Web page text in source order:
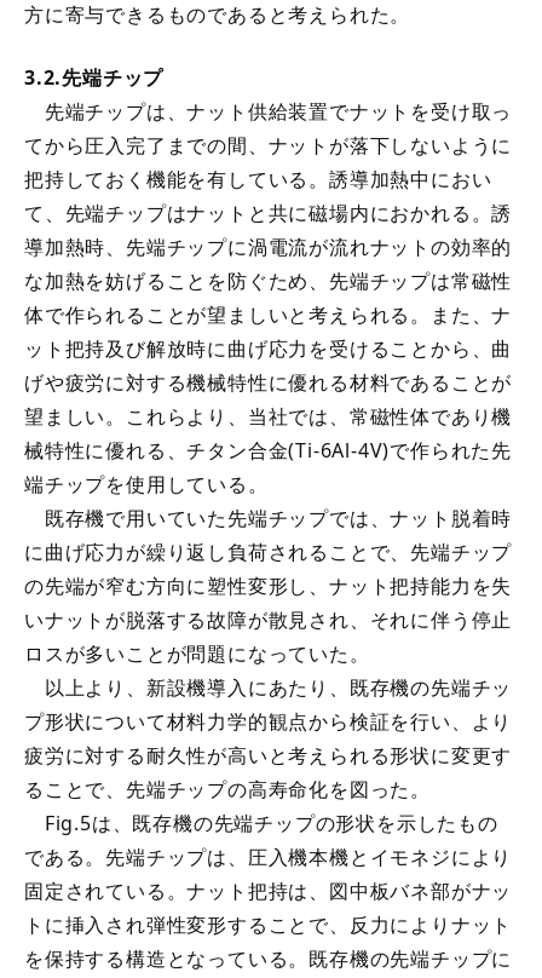
方に寄与できるものであると考えられた。
3.2.先端チップ
先端チップは、ナット供給装置でナットを受け取っ
てから圧入完了までの間、ナットが落下しないように
把持しておく機能を有している。誘導加熱中におい
て、先端チップはナットと共に磁場内におかれる。誘
導加熱時、先端チップに渦電流が流れナットの効率的
な加熱を妨げることを防ぐため、先端チップは常磁性
体で作られることが望ましいと考えられる。また、ナ
ット把持及び解放時に曲げ応力を受けることから、曲
げや疲労に対する機械特性に優れる材料であることが
望ましい。これらより、当社では、常磁性体であり機
械特性に優れる、チタン合金(Ti-6Al-4V)で作られた先
端チップを使用している。
既存機で用いていた先端チップでは、ナット脱着時
に曲げ応力が繰り返し負荷されることで、先端チップ
の先端が窄む方向に塑性変形し、ナット把持能力を失
いナットが脱落する故障が散見され、それに伴う停止
ロスが多いことが問題になっていた。
以上より、新設機導入にあたり、既存機の先端チッ
プ形状について材料力学的観点から検証を行い、より
疲労に対する耐久性が高いと考えられる形状に変更す
ることで、先端チップの高寿命化を図った。
Fig.5は、既存機の先端チップの形状を示したもの
である。先端チップは、圧入機本機とイモネジにより
固定されている。ナット把持は、図中板バネ部がナッ
トに挿入され弾性変形することで、反力によりナット
を保持する構造となっている。既存機の先端チップに